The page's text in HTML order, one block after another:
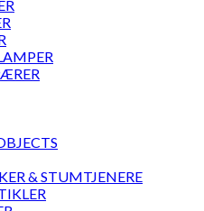
& STUMTJENERE